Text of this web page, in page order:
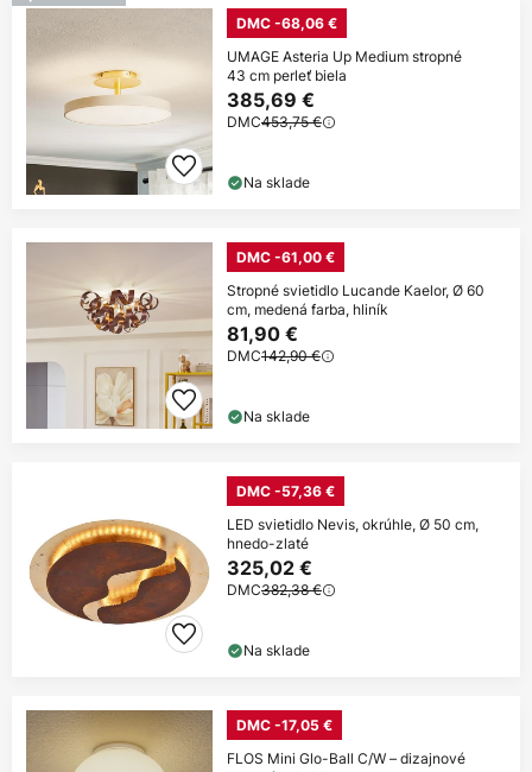
DMC -68,06 €
UMAGE Asteria Up Medium stropné
43 cm perleť biela
385,69 €
DMC453,75 €
Na sklade
DMC -61,00 €
Stropné svietidlo Lucande Kaelor, Ø 60
cm, medená farba, hliník
81,90 €
DMC142,90 €
Na sklade
DMC -57,36 €
LED svietidlo Nevis, okrúhle, Ø 50 cm,
hnedo-zlaté
325,02 €
DMC382,38 €
Na sklade
DMC -17,05 €
FLOS Mini Glo-Ball C/W – dizajnové